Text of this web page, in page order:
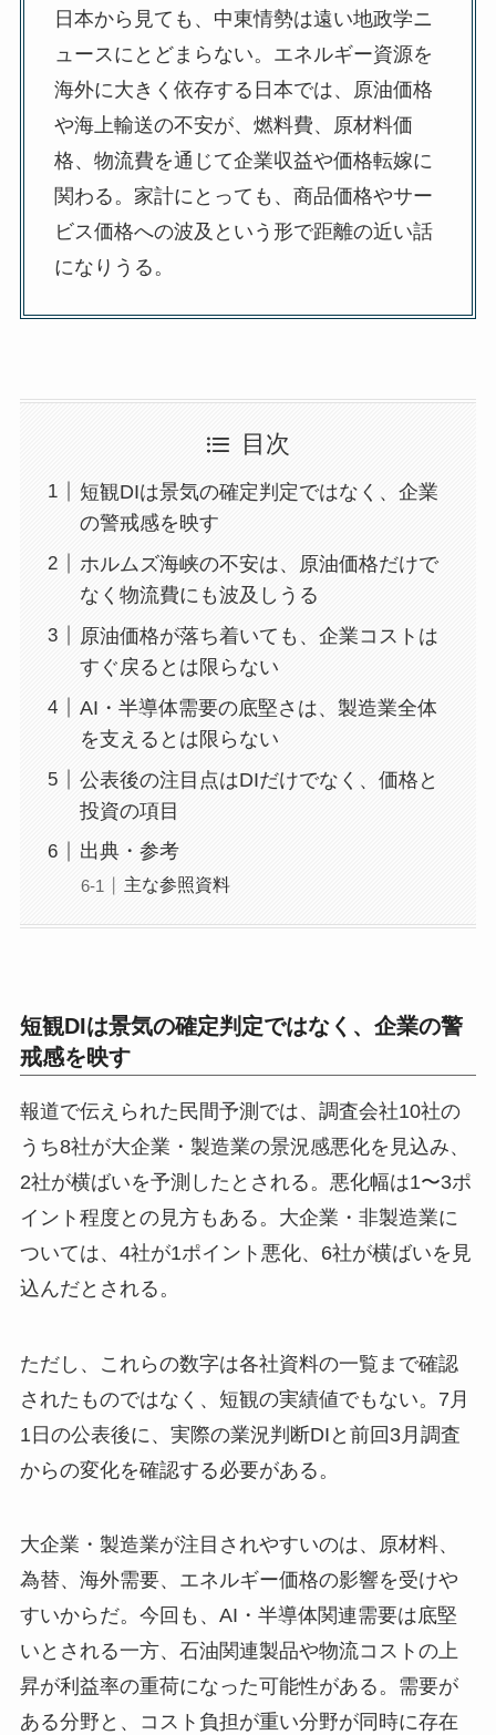
日本から見ても、中東情勢は遠い地政学ニ
ュースにとどまらない。エネルギー資源を
海外に大きく依存する日本では、原油価格
や海上輸送の不安が、燃料費、原材料価
格、物流費を通じて企業収益や価格転嫁に
関わる。家計にとっても、商品価格やサー
ビス価格への波及という形で距離の近い話
になりうる。
目次
短観DIは景気の確定判定ではなく、企業
の警戒感を映す
ホルムズ海峡の不安は、原油価格だけで
なく物流費にも波及しうる
原油価格が落ち着いても、企業コストは
すぐ戻るとは限らない
AI・半導体需要の底堅さは、製造業全体
を支えるとは限らない
公表後の注目点はDIだけでなく、価格と
投資の項目
出典・参考
主な参照資料
短観DIは景気の確定判定ではなく、企業の警
戒感を映す
報道で伝えられた民間予測では、調査会社10社の
うち8社が大企業・製造業の景況感悪化を見込み、
2社が横ばいを予測したとされる。悪化幅は1〜3ポ
イント程度との見方もある。大企業・非製造業に
ついては、4社が1ポイント悪化、6社が横ばいを見
込んだとされる。
ただし、これらの数字は各社資料の一覧まで確認
されたものではなく、短観の実績値でもない。7月
1日の公表後に、実際の業況判断DIと前回3月調査
からの変化を確認する必要がある。
大企業・製造業が注目されやすいのは、原材料、
為替、海外需要、エネルギー価格の影響を受けや
すいからだ。今回も、AI・半導体関連需要は底堅
いとされる一方、石油関連製品や物流コストの上
昇が利益率の重荷になった可能性がある。需要が
ある分野と、コスト負担が重い分野が同時に存在